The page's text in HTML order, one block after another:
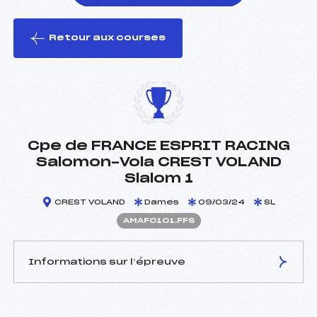
le ski
Retour aux courses
Cpe de FRANCE ESPRIT RACING
Salomon-Vola CREST VOLAND
Slalom 1
CREST VOLAND Dames 09/03/24 SL
AMAF0101.FFS
Informations sur l’épreuve